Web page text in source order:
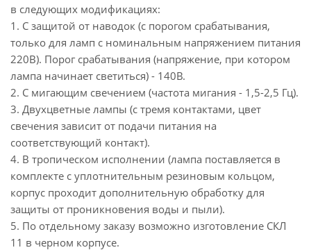
в следующих модификациях:
1. С защитой от наводок (с порогом срабатывания,
только для ламп с номинальным напряжением питания
220В). Порог срабатывания (напряжение, при котором
лампа начинает светиться) - 140В.
2. С мигающим свечением (частота мигания - 1,5-2,5 Гц).
3. Двухцветные лампы (с тремя контактами, цвет
свечения зависит от подачи питания на
соответствующий контакт).
4. В тропическом исполнении (лампа поставляется в
комплекте с уплотнительным резиновым кольцом,
корпус проходит дополнительную обработку для
защиты от проникновения воды и пыли).
5. По отдельному заказу возможно изготовление СКЛ
11 в черном корпусе.